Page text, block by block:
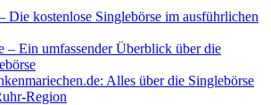
Die kostenlose Singlebörse im ausführlichen
– Ein umfassender Überblick über die
Alles über die Singlebörse
Region